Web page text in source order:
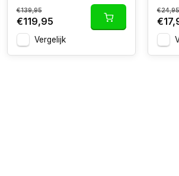
€139,95
€119,95
Vergelijk
€24,95